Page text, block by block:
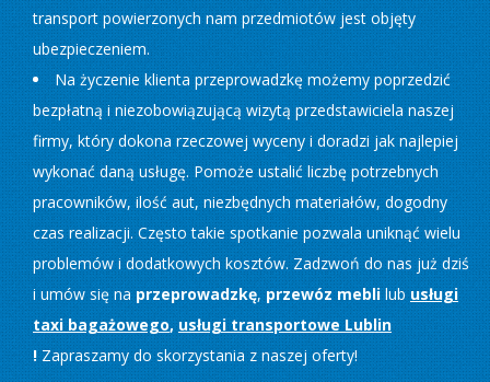
transport powierzonych nam przedmiotów jest objęty
ubezpieczeniem.
Na życzenie klienta przeprowadzkę możemy poprzedzić
bezpłatną i niezobowiązującą wizytą przedstawiciela naszej
firmy, który dokona rzeczowej wyceny i doradzi jak najlepiej
wykonać daną usługę. Pomoże ustalić liczbę potrzebnych
pracowników, ilość aut, niezbędnych materiałów, dogodny
czas realizacji. Często takie spotkanie pozwala uniknąć wielu
problemów i dodatkowych kosztów. Zadzwoń do nas już dziś
i umów się naprzeprowadzkę,przewóz meblilubusługi
taxi bagażowego,usługi transportowe Lublin
!Zapraszamy do skorzystania z naszej oferty!